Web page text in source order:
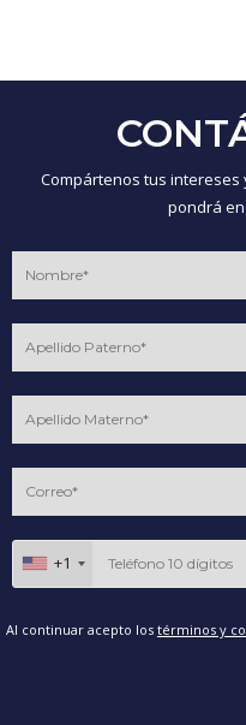
Compártenos tus
pondrá
+1
Al continuar acepto los términos y